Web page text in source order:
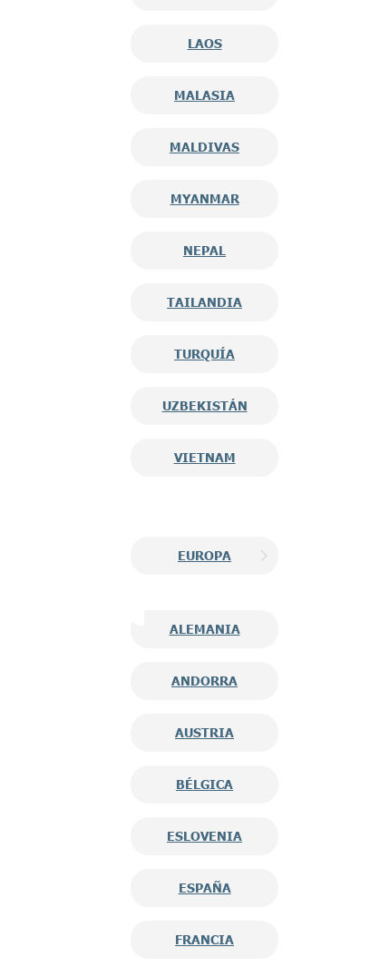
LAOS
MALASIA
MALDIVAS
MYANMAR
NEPAL
TAILANDIA
TURQUÍA
UZBEKISTÁN
VIETNAM
EUROPA
ALEMANIA
ANDORRA
AUSTRIA
BÉLGICA
ESLOVENIA
ESPAÑA
FRANCIA